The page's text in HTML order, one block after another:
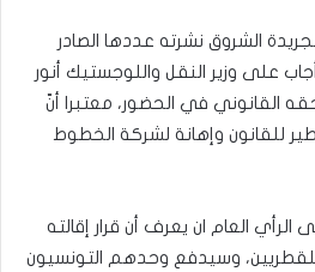
الشروق نشرته عددها الصادر
جويلية 2020، أنه أجاب على وزير النقل واللوجستيك أنور
القانوني في الحضور، معتبرا أنّ
للقانون وإهانة لشركة الخطوط
العام ان يعرف أن قرار إقالته
للقطريين، وسيدفع وحدهم التونسيون